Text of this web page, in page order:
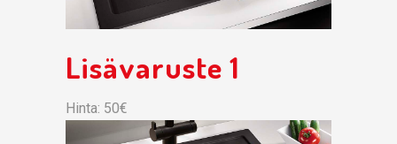
Lisävaruste 1
Hinta: 50€